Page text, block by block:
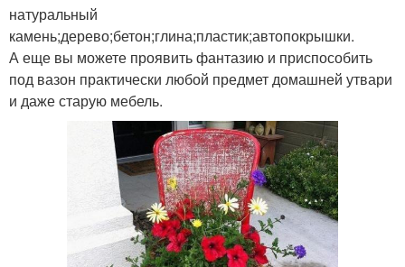
натуральный
камень;дерево;бетон;глина;пластик;автопокрышки.
А еще вы можете проявить фантазию и приспособить
под вазон практически любой предмет домашней утвари
и даже старую мебель.